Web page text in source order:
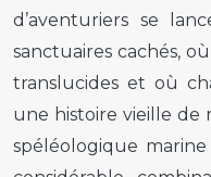
d’aventuriers se
sanctuaires cachés,
translucides et où
une histoire vieille de
spéléologique